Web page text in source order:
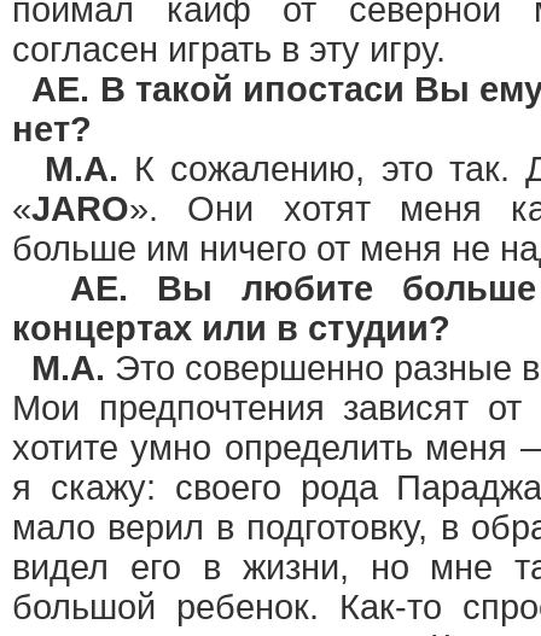
поймал кайф от северной
согласен играть в эту игру.
AE. В такой ипостаси Вы
нет?
М.А. К сожалению, это
«JARO». Они хотят меня
больше им ничего от меня не
AE. Вы любите больше
концертах или в студии?
М.А. Это совершенно разные
Мои предпочтения зависят
хотите умно определить меня
я скажу: своего рода
мало верил в подготовку, в
видел его в жизни, но мне
большой ребенок. Как-то